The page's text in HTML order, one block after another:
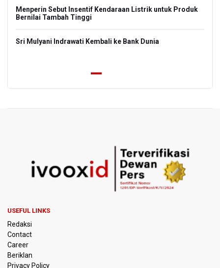
Menperin Sebut Insentif Kendaraan Listrik untuk Produk
Bernilai Tambah Tinggi
Sri Mulyani Indrawati Kembali ke Bank Dunia
USEFUL LINKS
Redaksi
Contact
Career
Beriklan
Privacy Policy